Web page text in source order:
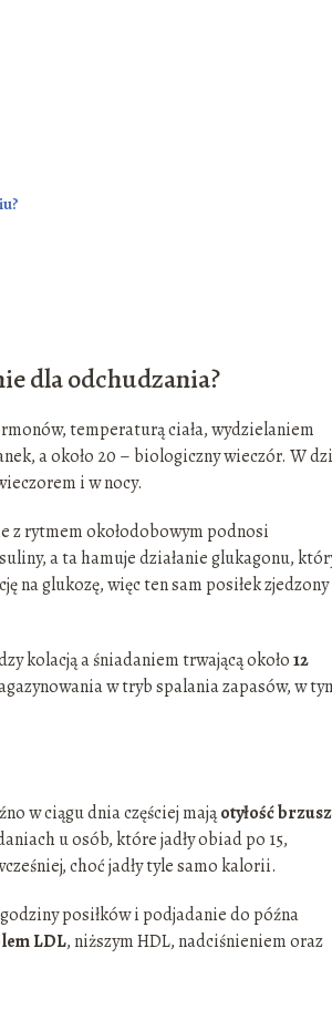
dla odchudzania?
temperaturą ciała, wydzielaniem
a około 20 – biologiczny wieczór. W
i w nocy.
z rytmem okołodobowym podnosi
a ta hamuje działanie glukagonu,
na glukozę, więc ten sam posiłek zjedzony
kolacją a śniadaniem trwającą około12
w tryb spalania zapasów, w
w ciągu dnia częściej mająotyłość
u osób, które jadły obiad po 15,
choć jadły tyle samo kalorii.
posiłków i podjadanie do późna
LDL, niższym HDL, nadciśnieniem oraz